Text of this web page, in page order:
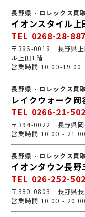
長野県 - ロレックス買
イオンスタイル上
TEL 0268-28-
〒386-0018 長野県上
ル上田1階
営業時間 10:00-19:00
長野県 - ロレックス買
レイクウォーク岡
TEL 0266-21-
〒394-0022 長野県岡
営業時間 10:00 -
長野県 - ロレックス買
イオンタウン長野
TEL 026-252-
〒380-0803 長野県
営業時間 10:00 - 20:00